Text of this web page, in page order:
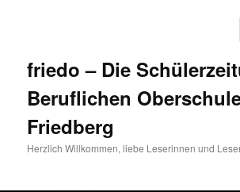
friedo – Die
Beruflichen
Friedberg
Herzlich Willkommen, liebe Leserinnen und